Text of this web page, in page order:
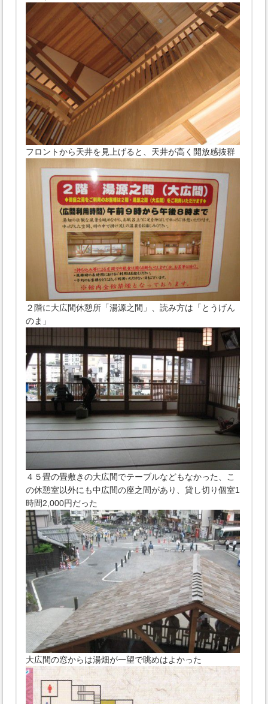
フロントから天井を見上げると、天井が高く開放感抜群
２階に大広間休憩所「湯源之間」、読み方は「とうげん
のま」
４５畳の畳敷きの大広間でテーブルなどもなかった、こ
の休憩室以外にも中広間の座之間があり、貸し切り個室1
時間2,000円だった
大広間の窓からは湯畑が一望で眺めはよかった